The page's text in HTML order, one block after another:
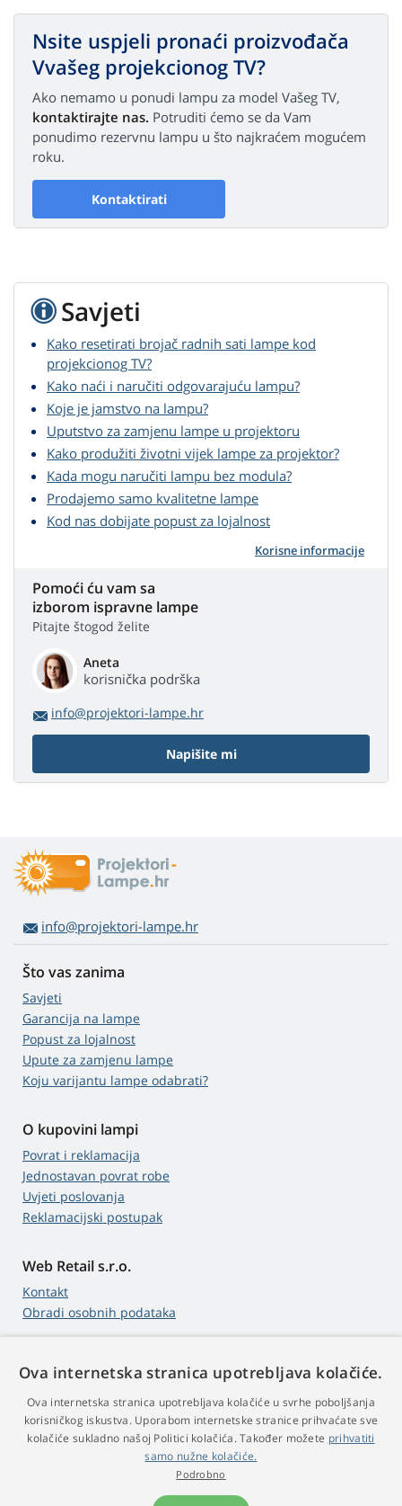
Nsite uspjeli pronaći proizvođača
Vvašeg projekcionog TV?
Ako nemamo u ponudi lampu za model Vašeg TV,
kontaktirajte nas. Potruditi ćemo se da Vam
ponudimo rezervnu lampu u što najkraćem mogućem
roku.
Kontaktirati
Savjeti
Kako resetirati brojač radnih sati lampe kod
projekcionog TV?
Kako naći i naručiti odgovarajuću lampu?
Koje je jamstvo na lampu?
Uputstvo za zamjenu lampe u projektoru
Kako produžiti životni vijek lampe za projektor?
Kada mogu naručiti lampu bez modula?
Prodajemo samo kvalitetne lampe
Kod nas dobijate popust za lojalnost
Korisne informacije
Pomoći ću vam sa
izborom ispravne lampe
Pitajte štogod želite
Aneta
korisnička podrška
info@projektori-lampe.hr
Napišite mi
info@projektori-lampe.hr
Što vas zanima
Savjeti
Garancija na lampe
Popust za lojalnost
Upute za zamjenu lampe
Koju varijantu lampe odabrati?
O kupovini lampi
Povrat i reklamacija
Jednostavan povrat robe
Uvjeti poslovanja
Reklamacijski postupak
Web Retail s.r.o.
Kontakt
Obradi osobnih podataka
zvjezdica
545 recenzije
© 2009 - 2026 Projektori-Lampe.hr
Ova internetska stranica upotrebljava kolačiće.
Ova internetska stranica upotrebljava kolačiće u svrhe poboljšanja
korisničkog iskustva. Uporabom internetske stranice prihvaćate sve
kolačiće sukladno našoj Politici kolačića. Također možete prihvatiti
samo nužne kolačiće.
Podrobno